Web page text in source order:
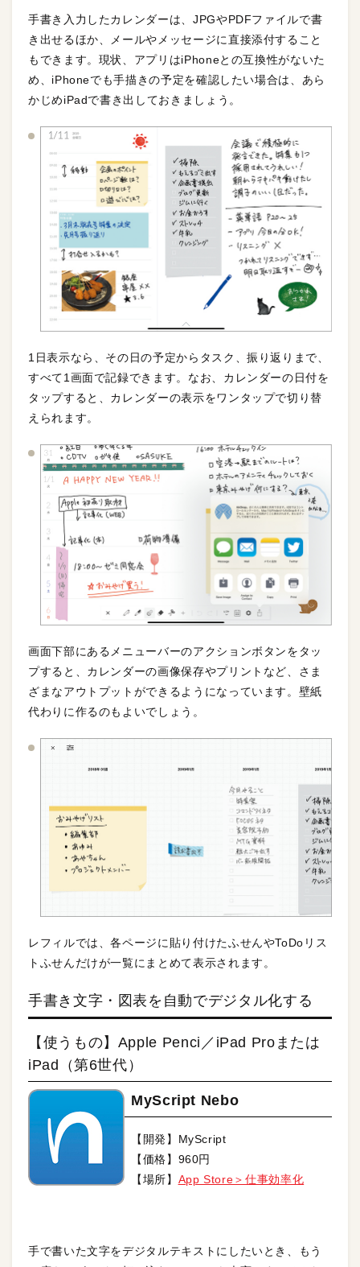
手書き入力したカレンダーは、JPGやPDFファイルで書
き出せるほか、メールやメッセージに直接添付すること
もできます。現状、アプリはiPhoneとの互換性がないた
め、iPhoneでも手描きの予定を確認したい場合は、あら
かじめiPadで書き出しておきましょう。
1日表示なら、その日の予定からタスク、振り返りまで、
すべて1画面で記録できます。なお、カレンダーの日付を
タップすると、カレンダーの表示をワンタップで切り替
えられます。
画面下部にあるメニューバーのアクションボタンをタッ
プすると、カレンダーの画像保存やプリントなど、さま
ざまなアウトプットができるようになっています。壁紙
代わりに作るのもよいでしょう。
レフィルでは、各ページに貼り付けたふせんやToDoリス
トふせんだけが一覧にまとめて表示されます。
手書き文字・図表を自動でデジタル化する
【使うもの】Apple Penci／iPad Proまたは
iPad（第6世代）
MyScript Nebo
【開発】MyScript
【価格】960円
【場所】 App Store＞仕事効率化
手で書いた文字をデジタルテキストにしたいとき、もう